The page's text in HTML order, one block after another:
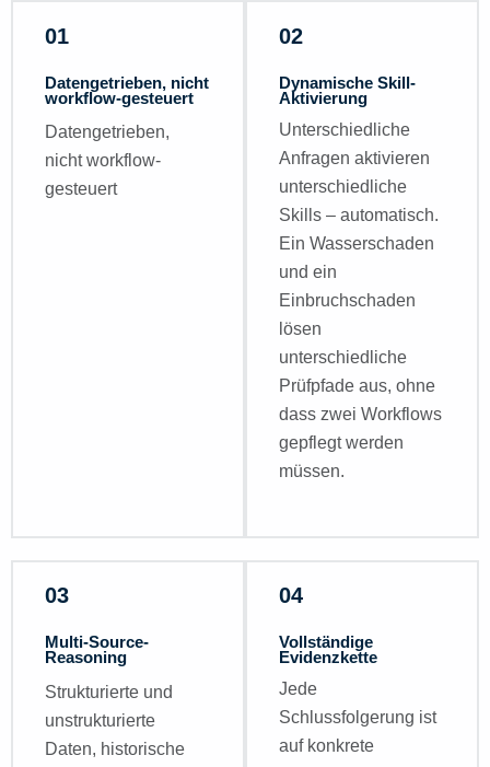
01
Datengetrieben, nicht
workflow-gesteuert
Datengetrieben,
nicht workflow-
gesteuert
02
Dynamische Skill-
Aktivierung
Unterschiedliche
Anfragen aktivieren
unterschiedliche
Skills – automatisch.
Ein Wasserschaden
und ein
Einbruchschaden
lösen
unterschiedliche
Prüfpfade aus, ohne
dass zwei Workflows
gepflegt werden
müssen.
03
Multi-Source-
Reasoning
Strukturierte und
unstrukturierte
Daten, historische
04
Vollständige
Evidenzkette
Jede
Schlussfolgerung ist
auf konkrete